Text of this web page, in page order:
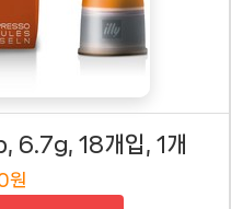
6.7g, 18개입, 1개
원